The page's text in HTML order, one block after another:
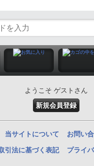
ようこそ ゲストさん
新規会員登録
当サイトについて お問い
引法に基づく表記 プライ